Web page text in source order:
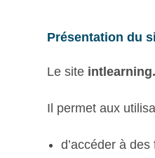
Présentation du
Le site
Il permet aux
d’accéder à